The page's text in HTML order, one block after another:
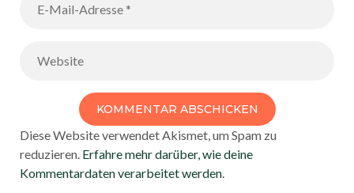
Diese Website verwendet Akismet, um Spam zu
reduzieren. Erfahre mehr darüber, wie deine
Kommentardaten verarbeitet werden.